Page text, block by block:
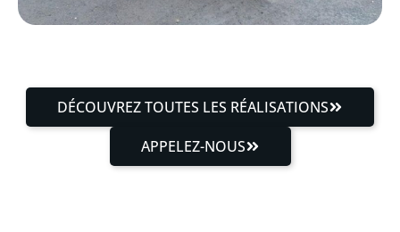
DÉCOUVREZ TOUTES LES RÉALISATIONS
APPELEZ-NOUS